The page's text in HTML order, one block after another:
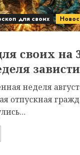
для своих
своих на
зависти
неделя
отпускная